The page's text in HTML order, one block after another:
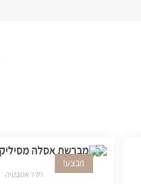
מבצע!
חדר אמבטיה